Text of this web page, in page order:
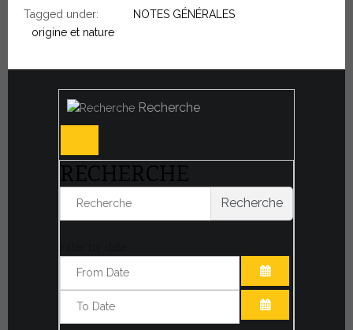
Tagged under:
NOTES GÉNÉRALES
origine et nature
Recherche
RECHERCHE
Recherche
OUVRIR LE